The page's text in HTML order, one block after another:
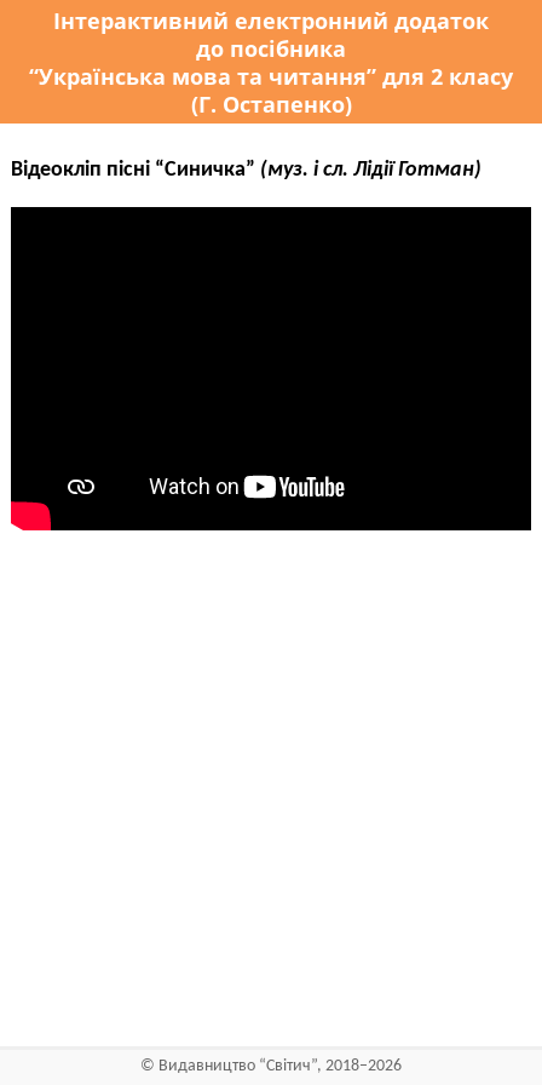
Інтерактивний електронний додаток
до посібника
“Українська мова та читання” для 2 класу
(Г. Остапенко)
Відеокліп пісні “Синичка” (муз. і сл. Лідії Готман)
© Видавництво “Світич”, 2018–2026